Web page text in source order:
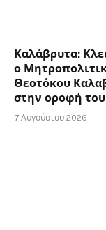
Καλάβρυτα:
ο
Θεοτόκου
στην οροφή του
7 Αυγούστου 2026